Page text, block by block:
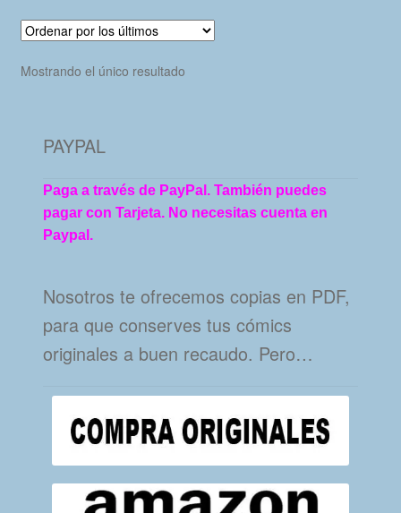
Mostrando el único resultado
PAYPAL
Paga a través de PayPal. También puedes
pagar con Tarjeta. No necesitas cuenta en
Paypal.
Nosotros te ofrecemos copias en PDF,
para que conserves tus cómics
originales a buen recaudo. Pero…